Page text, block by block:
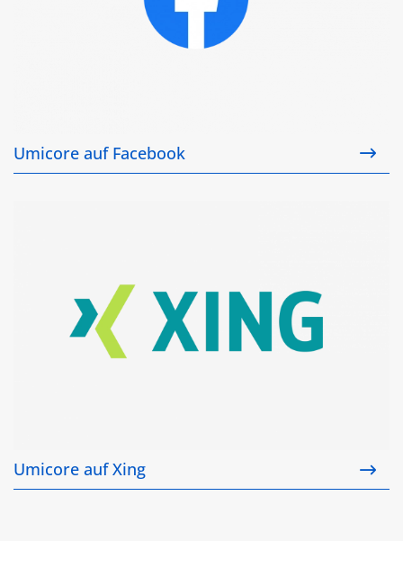
Umicore auf Facebook
Umicore auf Xing